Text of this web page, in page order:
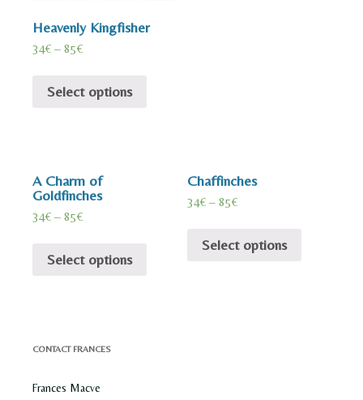
Heavenly Kingfisher
34€ – 85€
Select options
A Charm of
Goldfinches
34€ – 85€
Select options
Chaffinches
34€ –85€
Select options
CONTACT FRANCES
Frances Macve